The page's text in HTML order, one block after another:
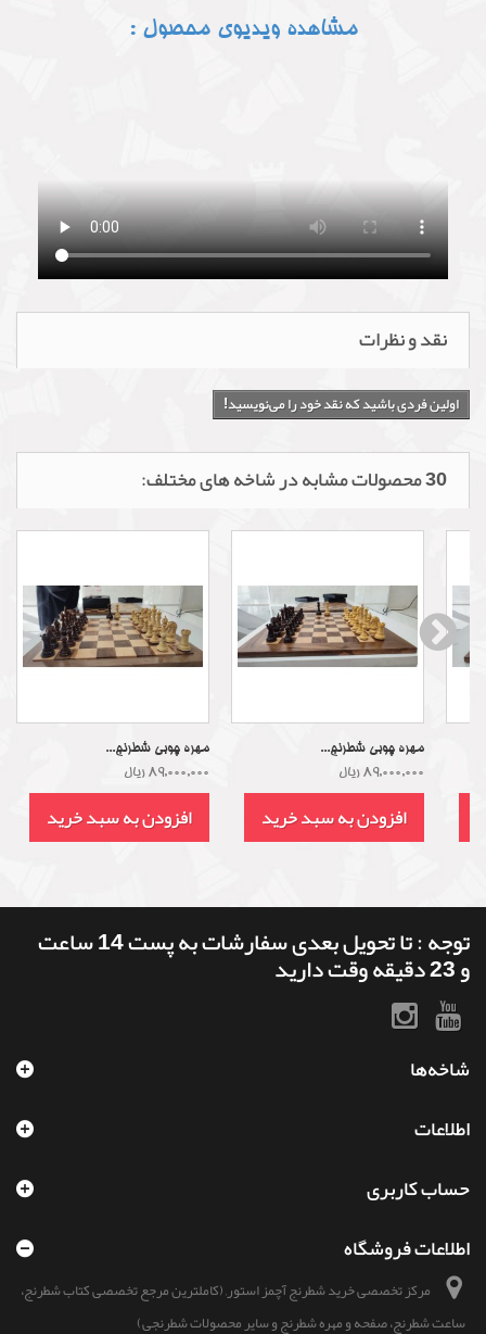
مشاهده ویدیوی محصول :
نقد و نظرات
اولین فردی باشید که نقد خود را می‌نویسید!
30 محصولات مشابه در شاخه های مختلف:
مهره چوبی شطرنج...
89,000,000 ریال
افزودن به سبد خرید
مهره چوبی شطرنج...
89,000,000 ریال
افزودن به سبد خرید
توجه : تا تحویل بعدی سفارشات به پست 14 ساعت
و 23 دقیقه وقت دارید
شاخه‌ها
اطلاعات
حساب کاربری
اطلاعات فروشگاه
مرکز تخصصی خرید شطرنج آچمز استور, (کاملترین مرجع تخصصی کتاب شطرنج،
ساعت شطرنج، صفحه و مهره شطرنج و سایر محصولات شطرنجی)